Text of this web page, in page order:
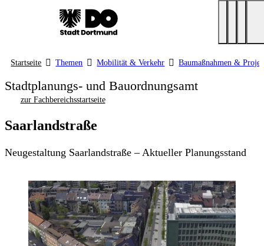
Startseite Themen Mobilität & Verkehr Baumaßnahmen &
Stadtplanungs- und Bauordnungsamt
zur Fachbereichsstartseite
Saarlandstraße
Neugestaltung Saarlandstraße – Aktueller Planungsstand